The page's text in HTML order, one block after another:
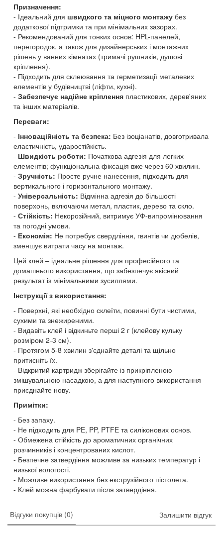
Призначення:
Ідеальний для швидкого та міцного монтажу без
додаткової підтримки та при мінімальних зазорах.
Рекомендований для тонких основ: HPL-панелей,
перегородок, а також для дизайнерських і монтажних
рішень у ванних кімнатах (тримачі рушників, душові
кріплення).
Підходить для склеювання та герметизації металевих
елементів у будівництві (ліфти, кухні).
Забезпечує надійне кріплення пластикових, дерев'яних
та інших матеріалів.
Переваги:
Інноваційність та безпека: Без ізоціанатів, довготривала
еластичність, ударостійкість.
Швидкість роботи: Початкова адгезія для легких
елементів; функціональна фіксація вже через 60 хвилин.
Зручність: Просте ручне нанесення, підходить для
вертикального і горизонтального монтажу.
Універсальність: Відмінна адгезія до більшості
поверхонь, включаючи метал, пластик, дерево та скло.
Стійкість: Некорозійний, витримує УФ-випромінювання
та погодні умови.
Економія: Не потребує свердління, гвинтів чи дюбелів,
зменшує витрати часу на монтаж.
Цей клей – ідеальне рішення для професійного та
домашнього використання, що забезпечує якісний
результат із мінімальними зусиллями.
Інструкції з використання:
Поверхні, які необхідно склеїти, повинні бути чистими,
сухими та знежиреними.
Видавіть клей і відкиньте перші 2 г (клейову кульку
розміром 2-3 см).
Протягом 5-8 хвилин з'єднайте деталі та щільно
притисніть їх.
Відкритий картридж зберігайте із прикріпленою
змішувальною насадкою, а для наступного використання
приєднайте нову.
Примітки:
Без запаху.
Не підходить для PE, PP, PTFE та силіконових основ.
Обмежена стійкість до ароматичних органічних
розчинників і концентрованих кислот.
Безпечне затвердіння можливе за низьких температур і
низької вологості.
Можливе використання без екструзійного пістолета.
Клей можна фарбувати після затвердіння.
Відгуки покупців (0) Залишити відгук